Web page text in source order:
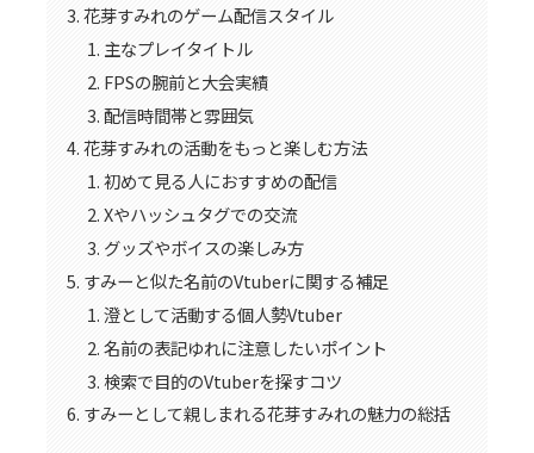
花芽すみれのゲーム配信スタイル
主なプレイタイトル
FPSの腕前と大会実績
配信時間帯と雰囲気
花芽すみれの活動をもっと楽しむ方法
初めて見る人におすすめの配信
Xやハッシュタグでの交流
グッズやボイスの楽しみ方
すみーと似た名前のVtuberに関する補足
澄として活動する個人勢Vtuber
名前の表記ゆれに注意したいポイント
検索で目的のVtuberを探すコツ
すみーとして親しまれる花芽すみれの魅力の総括